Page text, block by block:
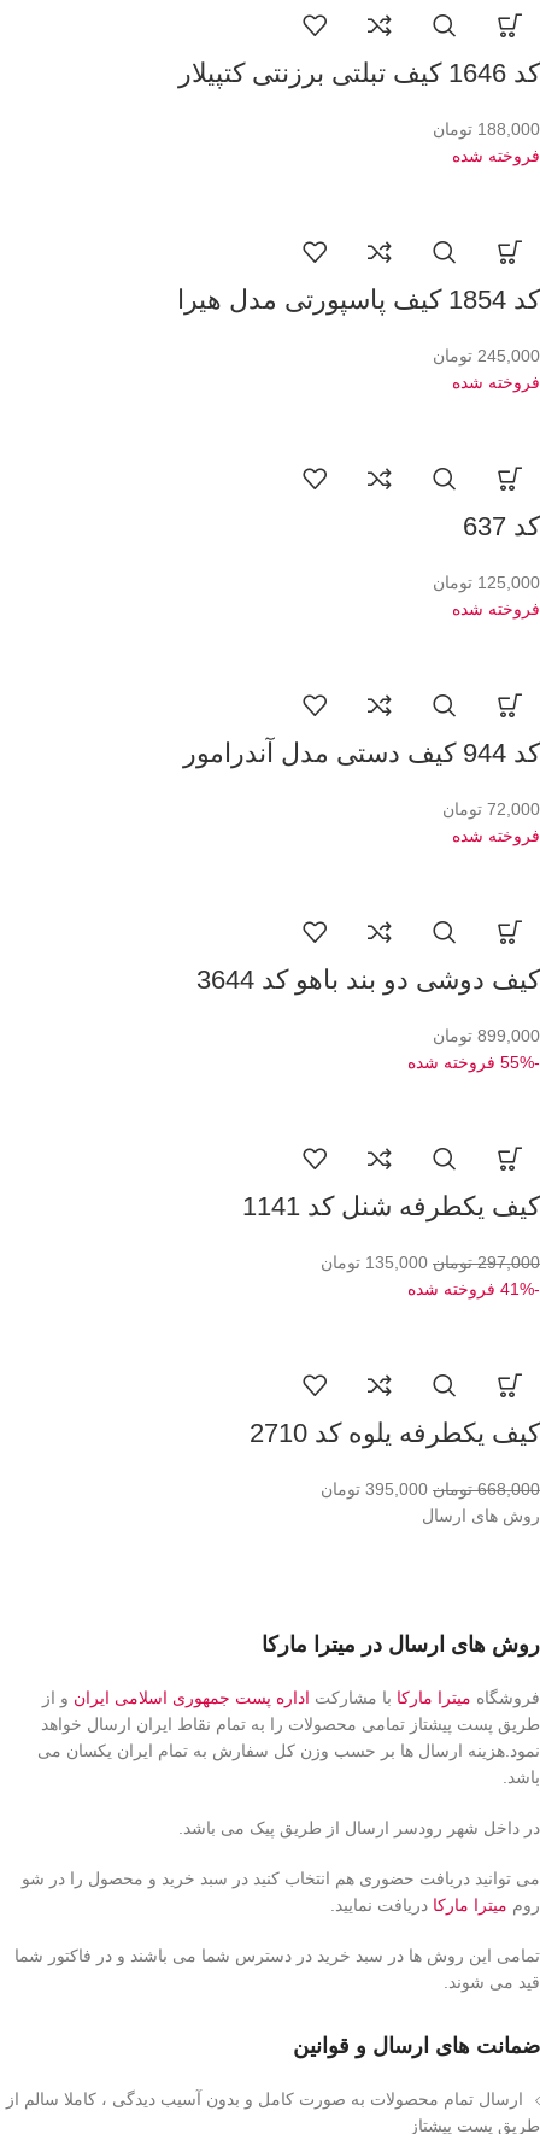
کد 1646 کیف تبلتی برزنتی کتپیلار
188,000 تومان
فروخته شده
کد 1854 کیف پاسپورتی مدل هیرا
245,000 تومان
فروخته شده
کد 637
125,000 تومان
فروخته شده
کد 944 کیف دستی مدل آندرامور
72,000 تومان
فروخته شده
کیف دوشی دو بند باهو کد 3644
899,000 تومان
-55%
فروخته شده
کیف یکطرفه شنل کد 1141
297,000 تومان 135,000 تومان
-41% فروخته شده
کیف یکطرفه یلوه کد 2710
668,000 تومان 395,000 تومان
روش های ارسال
روش های ارسال در میترا مارکا
فروشگاه میترا مارکا با مشارکت اداره پست جمهوری اسلامی ایران و از
طریق پست پیشتاز تمامی محصولات را به تمام نقاط ایران ارسال خواهد
نمود.هزینه ارسال ها بر حسب وزن کل سفارش به تمام ایران یکسان می
باشد.
در داخل شهر رودسر ارسال از طریق پیک می باشد.
می توانید دریافت حضوری هم انتخاب کنید در سبد خرید و محصول را در شو
روم میترا مارکا دریافت نمایید.
تمامی این روش ها در سبد خرید در دسترس شما می باشند و در فاکتور شما
قید می شوند.
ضمانت های ارسال و قوانین
ارسال تمام محصولات به صورت کامل و بدون آسیب دیدگی ، کاملا سالم از
طریق پست پیشتاز